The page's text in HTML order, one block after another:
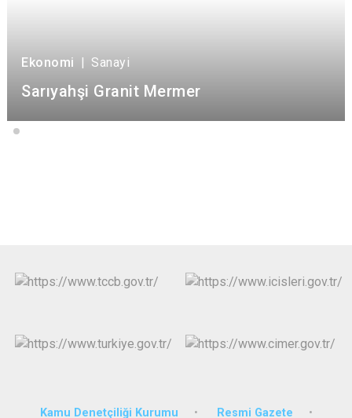
Ekonomi | Sanayi
Sarıyahşi Granit Mermer
Kamu Denetçiliği Kurumu Resmi Gazete